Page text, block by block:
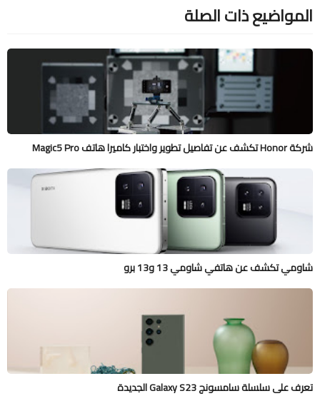
المواضيع ذات الصلة
شركة Honor تكشف عن تفاصيل تطوير واختبار كاميرا هاتف Magic5 Pro
شاومي تكشف عن هاتفي شاومي 13 و13 برو
تعرف على سلسلة سامسونج Galaxy S23 الجديدة